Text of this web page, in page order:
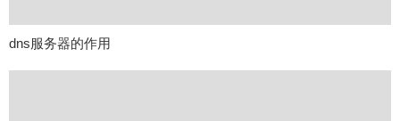
dns服务器的作用